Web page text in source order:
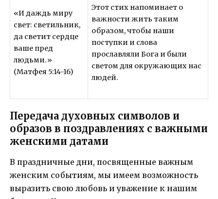
«И даждь миру
свет: светильник,
да светит сердце
ваше пред
людьми.»
(Матфея 5:14-16)
Этот стих напоминает о
важности жить таким
образом, чтобы наши
поступки и слова
прославляли Бога и были
светом для окружающих нас
людей.
Передача духовных символов и
образов в поздравлениях с важными
женскими датами
В праздничные дни, посвященные важным
женским событиям, мы имеем возможность
выразить свою любовь и уважение к нашим